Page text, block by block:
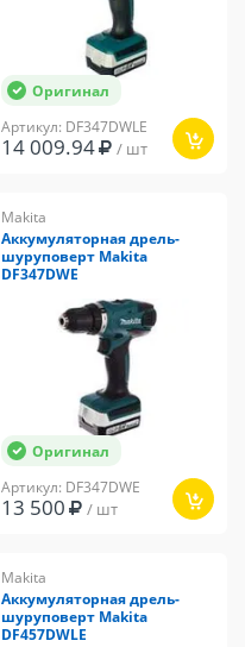
Оригинал
Артикул: DF347DWLE
14 009.94 / шт
Makita
Аккумуляторная дрель-
шуруповерт Makita
DF347DWE
Оригинал
Артикул: DF347DWE
13 500 / шт
Makita
Аккумуляторная дрель-
шуруповерт Makita
DF457DWLE